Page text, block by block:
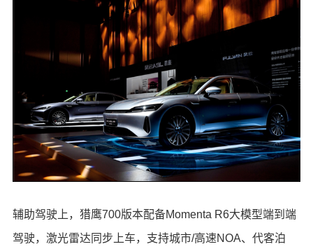
辅助驾驶上，猎鹰700版本配备Momenta R6大模型端到端
驾驶，激光雷达同步上车，支持城市/高速NOA、代客泊